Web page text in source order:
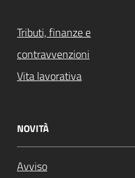
Tributi, finanze e
contravvenzioni
Vita lavorativa
NOVITÀ
Avviso